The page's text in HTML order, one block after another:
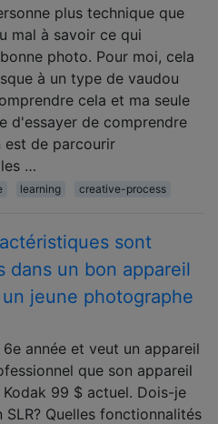
plus technique que
mal à savoir ce qui
photo. Pour moi, cela
à un type de vaudou
cela et ma seule
d'essayer de comprendre
est de parcourir
…
learning creative-process
sont
dans un bon appareil
jeune photographe
année et veut un appareil
que son appareil
99 $ actuel. Dois-je
SLR? Quelles fonctionnalités